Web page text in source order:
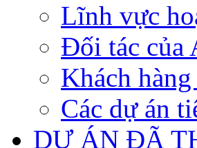
Lĩnh vực
Đối tác của
Khách
Các dự án
DỰ ÁN ĐÃ